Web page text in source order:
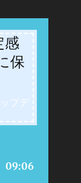
感
保
プデ
09:06